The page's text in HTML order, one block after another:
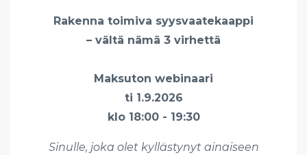
Rakenna toimiva syysvaatekaappi
– vältä nämä 3 virhettä
Maksuton webinaari
ti 1.9.2026
klo 18:00 - 19:30
Sinulle, joka olet kyllästynyt ainaiseen